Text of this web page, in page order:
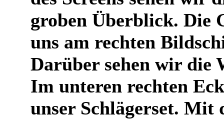
groben Überblick. Die
uns am rechten
Darüber sehen wir die
Im unteren rechten
unser Schlägerset. Mit